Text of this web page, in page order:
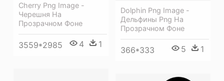
Dolphin Png Image -
Дельфины Png На
Прозрачном Фоне
366*333 5 1
Cherry Png Image -
Черешня На
Прозрачном Фоне
3559*2985 4 1